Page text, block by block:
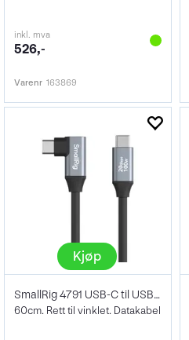
inkl. mva
526,-
Varenr 163869
Kjøp
SmallRig 4791 USB-C til USB-C 60cm
60cm. Rett til vinklet. Datakabel